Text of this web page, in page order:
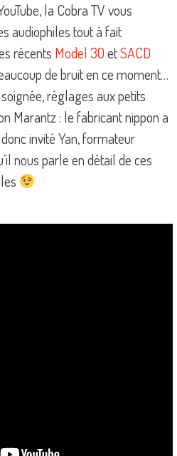
la Cobra TV vous
audiophiles tout à fait
récents Model 30etSACD
de bruit en ce moment…
réglages aux petits
Marantz : le fabricant nippon a
invité Yan, formateur
nous parle en détail de ces